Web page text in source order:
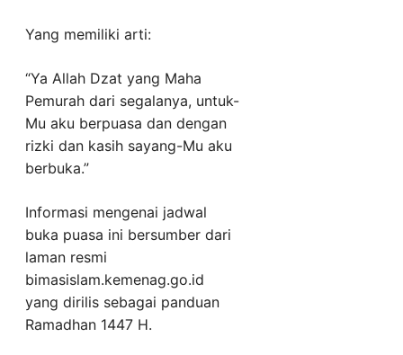
Yang memiliki arti:
“Ya Allah Dzat yang Maha
Pemurah dari segalanya, untuk-
Mu aku berpuasa dan dengan
rizki dan kasih sayang-Mu aku
berbuka.”
Informasi mengenai jadwal
buka puasa ini bersumber dari
laman resmi
bimasislam.kemenag.go.id
yang dirilis sebagai panduan
Ramadhan 1447 H.